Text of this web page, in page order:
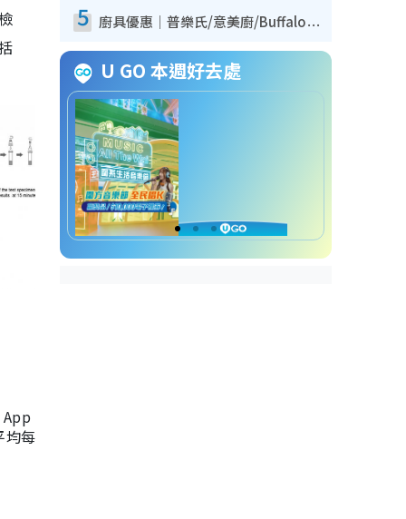
均每
5 廚具優惠｜普樂氏/意美廚/Buffalo廚具低至3折！$89起買煎鍋／炒鑊／個人鍋 同場小家電激減至$99起
U GO 本週好去處